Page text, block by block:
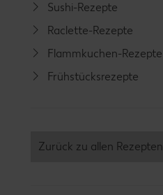
Sushi-Rezepte
Raclette-Rezepte
Flammkuchen-Rezepte
Frühstücksrezepte
Zurück zu allen Rezepten